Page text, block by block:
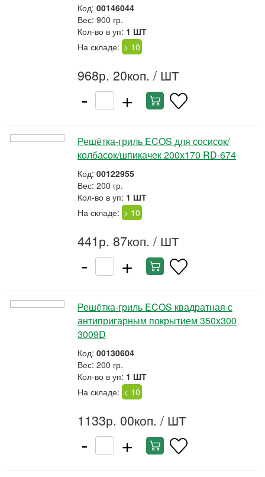
Код: 00146044
Вес: 900 гр.
Кол-во в уп: 1 ШТ
На складе: > 10
968р. 20коп. / ШТ
- +
Решётка-гриль ECOS для сосисок/
колбасок/шпикачек 200х170 RD-674
Код: 00122955
Вес: 200 гр.
Кол-во в уп: 1 ШТ
На складе: > 10
441р. 87коп. / ШТ
- +
Решётка-гриль ECOS квадратная с
антипригарным покрытием 350х300
3009D
Код: 00130604
Вес: 200 гр.
Кол-во в уп: 1 ШТ
На складе: < 10
1133р. 00коп. / ШТ
- +